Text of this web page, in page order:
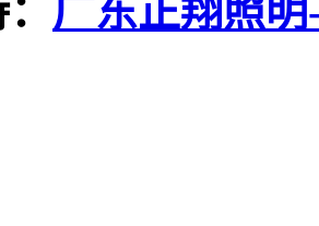
广东正翔照